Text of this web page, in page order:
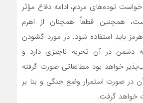
خواست توده‌های مردم، ادامه دفاع مؤثر
همچنین قطعاً همچنان از اهرم
باید استفاده شود. در مورد گشودن
دشمن در آن تجربه ناچیزی دارد و
خواهد بود مطالعاتی صورت گرفته
در صورت استمرار وضع جنگی و بنا بر
خواهد گرفت.